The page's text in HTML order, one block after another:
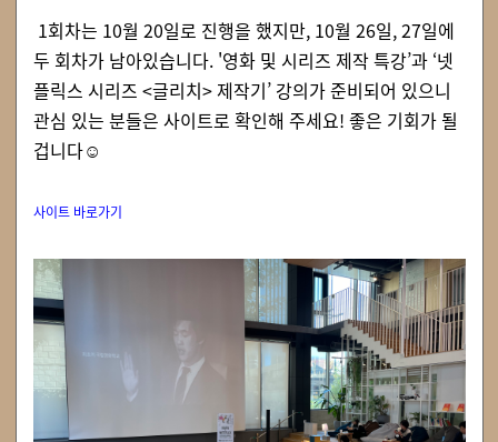
1회차는 10월 20일로 진행을 했지만, 10월 26일, 27일에
두 회차가 남아있습니다. '영화 및 시리즈 제작 특강’과 ‘넷
플릭스 시리즈 <글리치> 제작기’ 강의가 준비되어 있으니
관심 있는 분들은 사이트로 확인해 주세요! 좋은 기회가 될
겁니다☺️
사이트 바로가기